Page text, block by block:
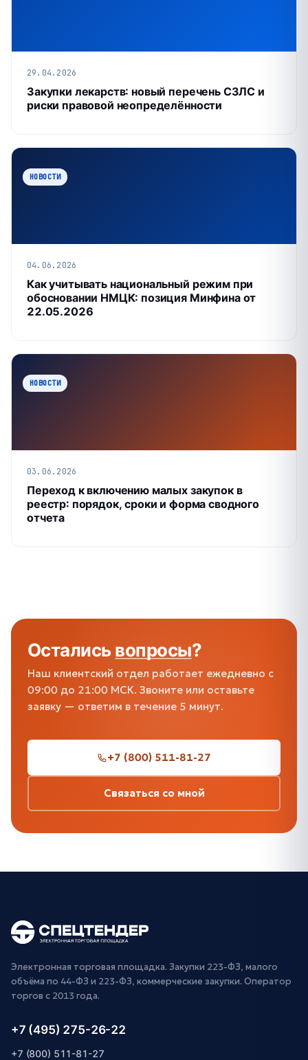
29.04.2026
Закупки лекарств: новый перечень СЗЛС и
риски правовой неопределённости
НОВОСТИ
04.06.2026
Как учитывать национальный режим при
обосновании НМЦК: позиция Минфина от
22.05.2026
НОВОСТИ
03.06.2026
Переход к включению малых закупок в
реестр: порядок, сроки и форма сводного
отчета
Осталисьвопросы?
Наш клиентский отдел работает ежедневно с
09:00 до 21:00 МСК. Звоните или оставьте
заявку — ответим в течение 5 минут.
+7 (800) 511-81-27
Связаться со мной
Электронная торговая площадка. Закупки 223-ФЗ, малого
объёма по 44-ФЗ и 223-ФЗ, коммерческие закупки. Оператор
торгов с 2013 года.
+7 (495) 275-26-22
+7 (800) 511-81-27